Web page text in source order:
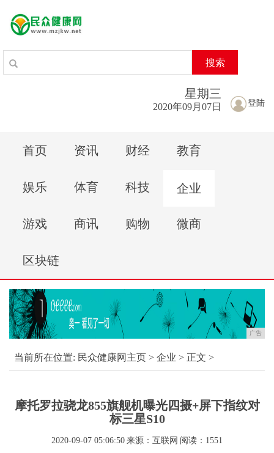
搜索
登陆
星期三
2020年09月07日
首页 资讯 财经 教育
娱乐 体育 科技 企业
游戏 商讯 购物 微商
区块链
广告
当前所在位置: 民众健康网主页 > 企业 > 正文 >
摩托罗拉骁龙855旗舰机曝光四摄+屏下指纹对
标三星S10
2020-09-07 05:06:50 来源：互联网 阅读：1551